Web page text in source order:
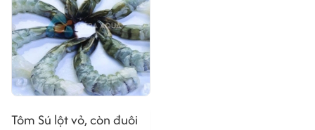
Tôm Sú lột vỏ, còn đuôi